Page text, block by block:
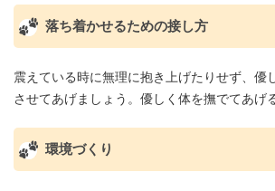
落ち着かせるための接し方
震えている時に無理に抱き上げたりせず、優
させてあげましょう。優しく体を撫でてあげ
環境づくり